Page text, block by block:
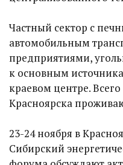
Частный сектор с
автомобильным
предприятиями,
к основным
краевом центре.
Красноярска
23-24 ноября в
Сибирский